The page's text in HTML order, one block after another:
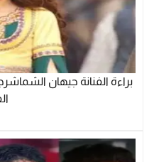
براءة الفنانة جيهان